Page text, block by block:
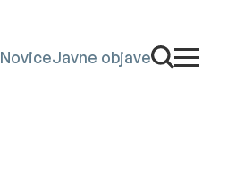
NoviceJavne objave Odpri
odpri